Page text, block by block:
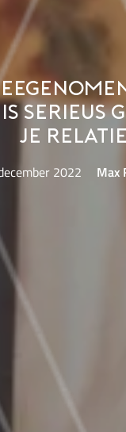
is serieus
je relatie
2022 Max